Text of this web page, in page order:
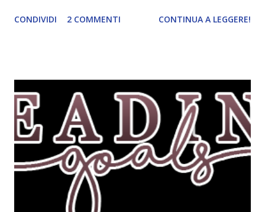
e anche un breve commento sui libri singoli. I libri sono in
grande (Devil's Night 1#) Autrice : Penelope Douglas
Pagine: 448 Editore: Newton Compton Editori
Pubblicazione: 10 Gennaio 2023 Traduttore: Laura Lancini
Trama: “Si chiama Michael Crist. È il fratello maggiore del
mio ragazzo ed è come quei film dell'orrore che guardi
coprendoti gli occhi. È bellissimo, forte, e assolutamente
terrificante. Non mi vede neppure. Ma io l'ho notato. L'ho
visto, l'ho sentito. Le cose che ha fatto, i misfatti ch...
CONDIVIDI 2 COMMENTI CONTINUA A LEGGERE!